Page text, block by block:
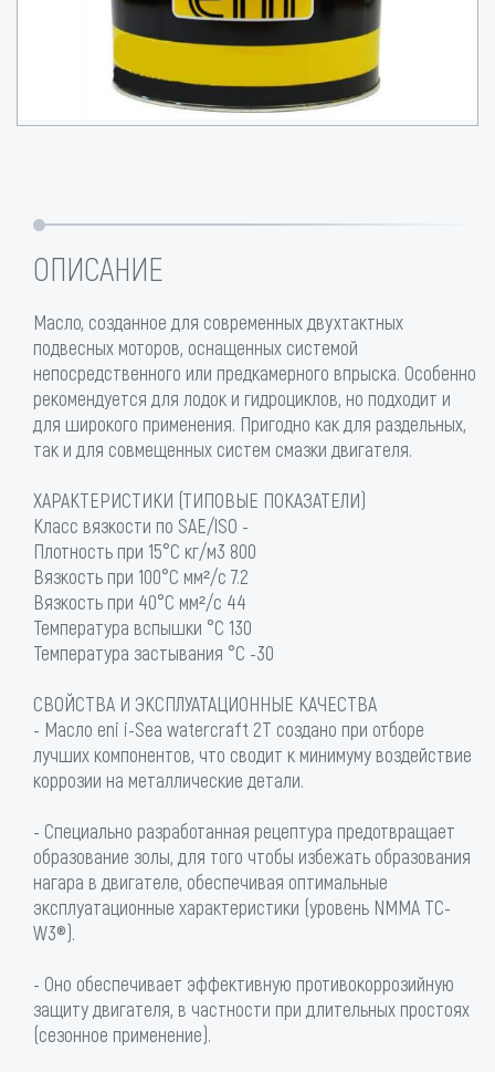
ОПИСАНИЕ
Масло, созданное для современных двухтактных
подвесных моторов, оснащенных системой
непосредственного или предкамерного впрыска. Особенно
рекомендуется для лодок и гидроциклов, но подходит и
для широкого применения. Пригодно как для раздельных,
так и для совмещенных систем смазки двигателя.
ХАРАКТЕРИСТИКИ (ТИПОВЫЕ ПОКАЗАТЕЛИ)
Класс вязкости по SAE/ISO -
Плотность при 15°C кг/м3 800
Вязкость при 100°C мм²/с 7.2
Вязкость при 40°C мм²/с 44
Температура вспышки °C 130
Температура застывания °C -30
СВОЙСТВА И ЭКСПЛУАТАЦИОННЫЕ КАЧЕСТВА
- Масло eni i-Sea watercraft 2T создано при отборе
лучших компонентов, что сводит к минимуму воздействие
коррозии на металлические детали.
- Специально разработанная рецептура предотвращает
образование золы, для того чтобы избежать образования
нагара в двигателе, обеспечивая оптимальные
эксплуатационные характеристики (уровень NMMA TC-
W3®).
- Оно обеспечивает эффективную противокоррозийную
защиту двигателя, в частности при длительных простоях
(сезонное применение).